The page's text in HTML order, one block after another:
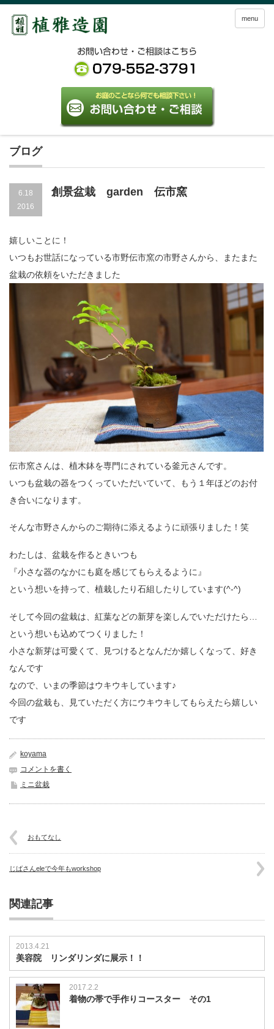
menu
ブログ
6.18
2016
創景盆栽 garden 伝市窯
嬉しいことに！
いつもお世話になっている市野伝市窯の市野さんから、
またまた
盆栽の依頼をいただきました
伝市窯さんは、植木鉢を専門にされている釜元さんです。
いつも盆栽の器をつくっていただいていて、
もう１年ほどのお付
き合いになります。
そんな市野さんからのご期待に添えるように頑張りました！笑
わたしは、盆栽を作るときいつも
『小さな器のなかにも庭を感じてもらえるように』
という想いを持って、植栽したり石組したりしています(^-^)
そして今回の盆栽は、紅葉などの新芽を楽しんでいただけたら…
という想いも込めてつくりました！
小さな新芽は可愛くて、見つけるとなんだか嬉しくなって、 好き
なんです
なので、いまの季節はウキウキしています♪
今回の盆栽も、
見ていただく方にウキウキしてもらえたら嬉しい
です
koyama
コメントを書く
ミニ盆栽
おもてなし
じばさんeleで今年もworkshop
関連記事
2013.4.21
美容院 リンダリンダに展示！！
2017.2.2
着物の帯で手作りコースター その1